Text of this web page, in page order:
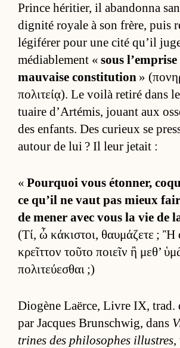
Prince hé­ri­tier, il aban­donna
di­gnité royale à son frè­re, puis
lé­gi­fé­rer pour une cité qu’il
mé­dia­ble­ment « sous l’em­prise
mau­vaise consti­tu­tion »
πολιτείᾳ). Le voilà re­tiré dans
tuaire d’Ar­té­mis, jouant aux
des en­fants. Des cu­rieux se
au­tour de lui ? Il leur je­tait :
« Pourquoi vous éton­ner,
ce qu’il ne vaut pas mieux
de me­ner avec vous la vie de
(Τί, ὦ κάκιστοι, θαυμάζετε ; Ἢ
κρεῖττον τοῦτο ποιεῖν ἢ μεθ’
πολιτεύεσθαι ;)
Dio­gène Laër­ce, Livre IX, trad.
par Jacques Brun­sch­wig, dans
trines des phi­lo­sophes illustres,